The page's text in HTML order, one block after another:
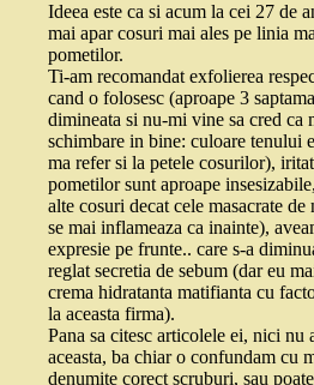
Ideea este ca si acum la cei 27 de
mai apar cosuri mai ales pe linia
pometilor.
Ti-am recomandat exfolierea
cand o folosesc (aproape 3
dimineata si nu-mi vine sa cred ca
schimbare in bine: culoare tenului
ma refer si la petele cosurilor),
pometilor sunt aproape
alte cosuri decat cele masacrate
se mai inflameaza ca inainte),
expresie pe frunte.. care s-a
reglat secretia de sebum (dar eu
crema hidratanta matifianta cu
la aceasta firma).
Pana sa citesc articolele ei, nici nu
aceasta, ba chiar o confundam cu
denumite corect scruburi, sau